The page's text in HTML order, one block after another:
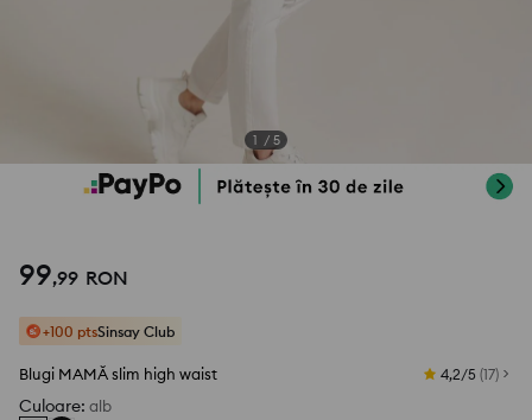
1 / 5
99,99 RON
+100 ptsSinsay Club
Blugi MAMĂ slim high waist 4,2/5 (17)
Culoare: alb